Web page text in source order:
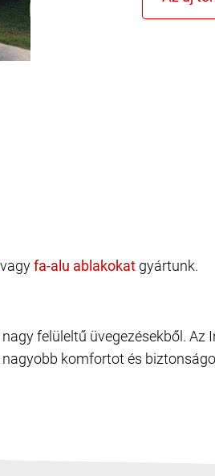
vagy gyártunk.
felüleltű üvegezésekből.
komfortot és